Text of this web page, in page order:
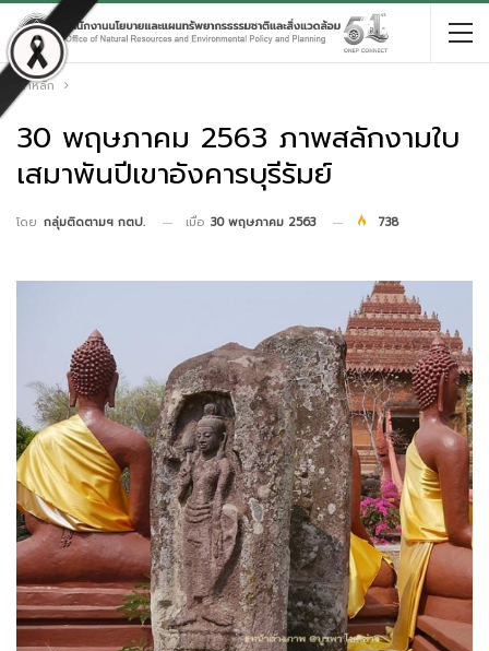
หน้าหลัก
30 พฤษภาคม 2563 ภาพสลักงามใบ
เสมาพันปีเขาอังคารบุรีรัมย์
โดย กลุ่มติดตามฯ กตป. เมื่อ 30 พฤษภาคม 2563 738